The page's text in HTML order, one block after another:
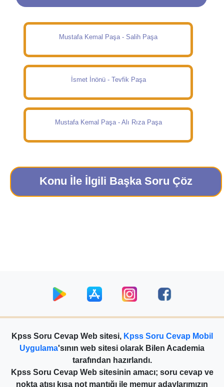
Mustafa Kemal Paşa - Salih Paşa
İsmet İnönü - Tevfik Paşa
Mustafa Kemal Paşa - Alı Rıza Paşa
Konu İle İlgili Başka Soru Çöz
Kpss Soru Cevap Web sitesi, Kpss Soru Cevap Mobil
Uygulama'sının web sitesi olarak Bilen Academia
tarafından hazırlandı.
Kpss Soru Cevap Web sitesinin amacı; soru cevap ve
nokta atışı kısa not mantığı ile memur adaylarımızın